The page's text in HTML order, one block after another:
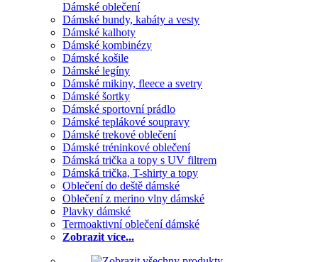
Dámské oblečení
Dámské bundy, kabáty a vesty
Dámské kalhoty
Dámské kombinézy
Dámské košile
Dámské legíny
Dámské mikiny, fleece a svetry
Dámské šortky
Dámské sportovní prádlo
Dámské teplákové soupravy
Dámské trekové oblečení
Dámské tréninkové oblečení
Dámská trička a topy s UV filtrem
Dámská trička, T-shirty a topy
Oblečení do deště dámské
Oblečení z merino vlny dámské
Plavky dámské
Termoaktivní oblečení dámské
Zobrazit více...